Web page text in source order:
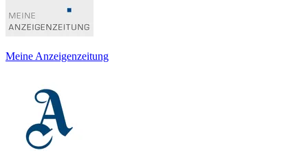
Meine Anzeigenzeitung